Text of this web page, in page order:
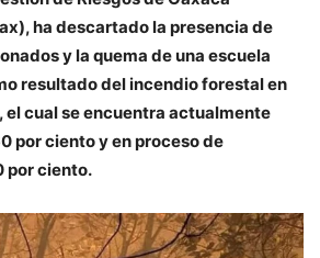
ha descartado la presencia de
y la quema de una escuela
resultado del incendio forestal en
cual se encuentra actualmente
por ciento y en proceso de
por ciento.